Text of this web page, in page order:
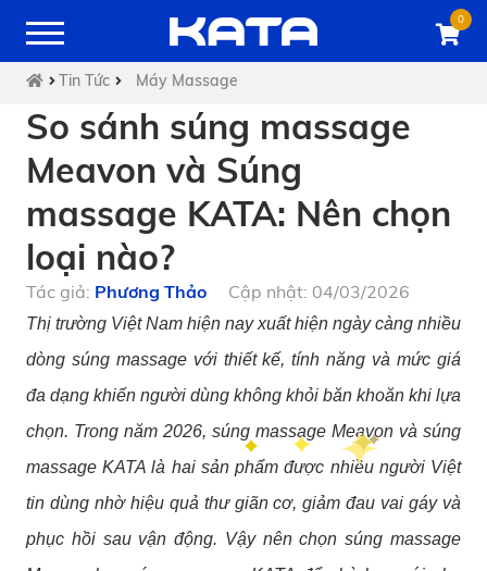
0
Tin Tức Máy Massage
So sánh súng massage
Meavon và Súng
massage KATA: Nên chọn
loại nào?
Tác giả: Phương Thảo Cập nhật: 04/03/2026
Thị trường Việt Nam hiện nay xuất hiện ngày càng nhiều
dòng súng massage với thiết kế, tính năng và mức giá
đa dạng khiến người dùng không khỏi băn khoăn khi lựa
chọn. Trong năm 2026, súng massage Meavon và súng
massage KATA là hai sản phẩm được nhiều người Việt
tin dùng nhờ hiệu quả thư giãn cơ, giảm đau vai gáy và
phục hồi sau vận động. Vậy nên chọn súng massage